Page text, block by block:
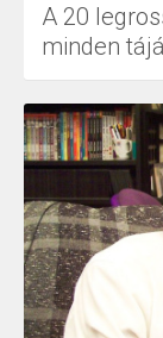
A 20
minden